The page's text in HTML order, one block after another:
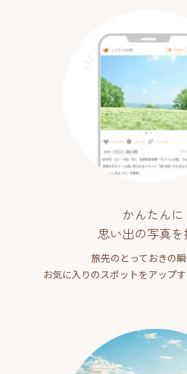
かんたんに
思い出の写真を
旅先のとっておきの瞬
お気に入りのスポットをアップ